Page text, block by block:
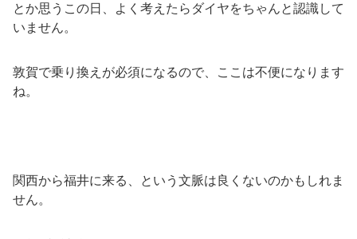
とか思うこの日、よく考えたらダイヤをちゃんと認識して
いません。
敦賀で乗り換えが必須になるので、ここは不便になります
ね。
関西から福井に来る、という文脈は良くないのかもしれま
せん。